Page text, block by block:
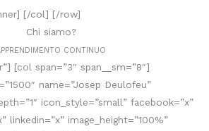
[/col] [/row]
Chi siamo?
CONTINUO
[col span=”3″ span__sm=”8″]
name=”Josep Deulofeu”
icon_style=”small” facebook=”x”
linkedin=”x” image_height=”100%”